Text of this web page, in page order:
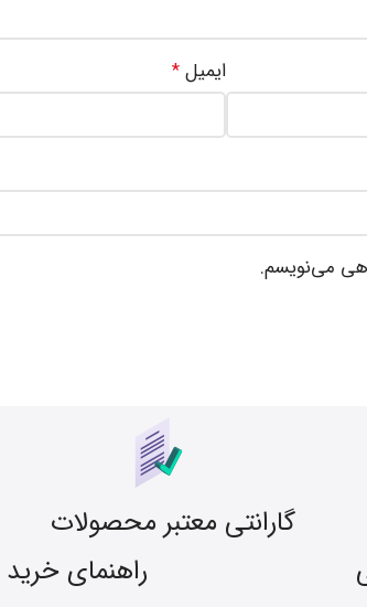
ایمیل *
می‌نویسم.
گارانتی معتبر محصولات
راهنمای خرید